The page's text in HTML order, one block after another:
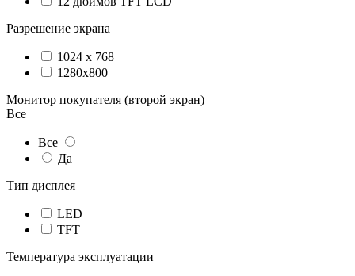
Разрешение экрана
1024 х 768
1280х800
Монитор покупателя (второй экран)
Все
Все
Да
Тип дисплея
LED
TFT
Температура эксплуатации